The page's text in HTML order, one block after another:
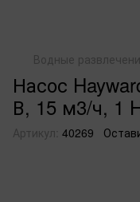
Водные
Насос
В, 15 м3/ч, 1
Артикул: 40269